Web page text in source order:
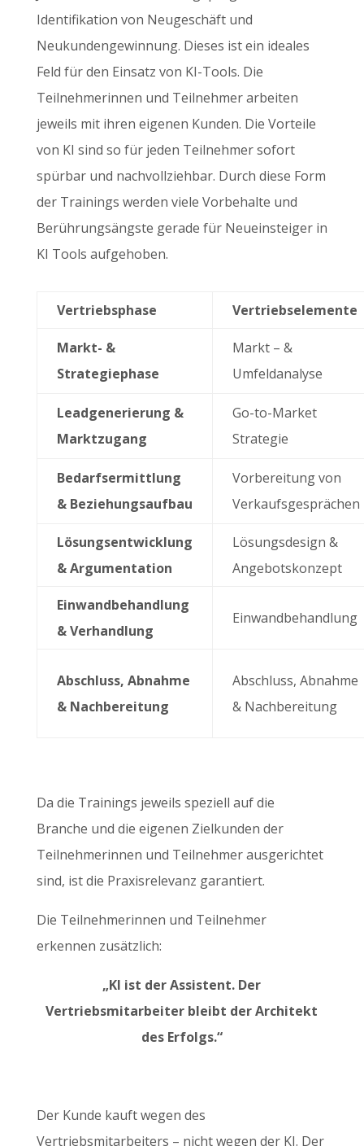
Identifikation von Neugeschäft und
Neukundengewinnung. Dieses ist ein ideales
Feld für den Einsatz von KI-Tools. Die
Teilnehmerinnen und Teilnehmer arbeiten
jeweils mit ihren eigenen Kunden. Die Vorteile
von KI sind so für jeden Teilnehmer sofort
spürbar und nachvollziehbar. Durch diese Form
der Trainings werden viele Vorbehalte und
Berührungsängste gerade für Neueinsteiger in
KI Tools aufgehoben.
Vertriebsphase Vertriebselemente
Markt- &
Strategiephase
Markt – &
Umfeldanalyse
Leadgenerierung &
Marktzugang
Go-to-Market
Strategie
Bedarfsermittlung
& Beziehungsaufbau
Vorbereitung von
Verkaufsgesprächen
Lösungsentwicklung
& Argumentation
Lösungsdesign &
Angebotskonzept
Einwandbehandlung
& Verhandlung
Einwandbehandlung
Abschluss, Abnahme
& Nachbereitung
Abschluss, Abnahme
& Nachbereitung
Da die Trainings jeweils speziell auf die
Branche und die eigenen Zielkunden der
Teilnehmerinnen und Teilnehmer ausgerichtet
sind, ist die Praxisrelevanz garantiert.
Die Teilnehmerinnen und Teilnehmer
erkennen zusätzlich:
„KI ist der Assistent. Der
Vertriebsmitarbeiter bleibt der Architekt
des Erfolgs.“
Der Kunde kauft wegen des
Vertriebsmitarbeiters – nicht wegen der KI. Der